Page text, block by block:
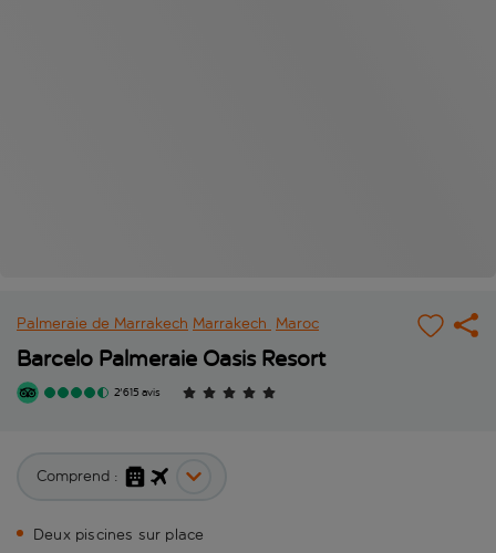
Palmeraie de Marrakech Marrakech Maroc
Barcelo Palmeraie Oasis Resort
2'615 avis
Comprend :
Deux piscines sur place